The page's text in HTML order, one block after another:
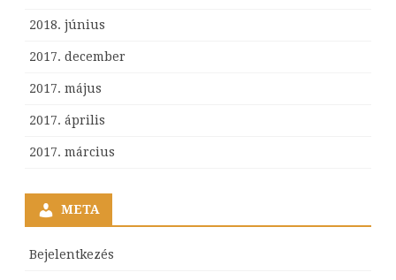
2018. június
2017. december
2017. május
2017. április
2017. március
META
Bejelentkezés